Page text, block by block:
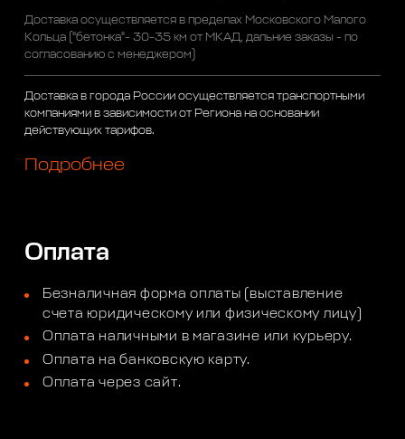
Доставка осуществляется в пределах Московского Малого
Кольца ("бетонка"- 30-35 км от МКАД, дальние заказы - по
согласованию с менеджером)
Доставка в города России осуществляется транспортными
компаниями в зависимости от Региона на основании
действующих тарифов.
Подробнее
Оплата
Безналичная форма оплаты (выставление
счета юридическому или физическому лицу)
Оплата наличными в магазине или курьеру.
Оплата на банковскую карту.
Оплата через сайт.